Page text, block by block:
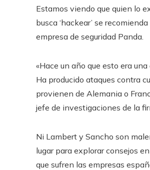
Estamos viendo que quien lo
busca ‘hackear’ se
empresa de seguridad Panda.
«Hace un año que esto era
Ha producido ataques contra
provienen de Alemania o
jefe de investigaciones de la
Ni Lambert y Sancho son
lugar para explorar consejos
que sufren las empresas